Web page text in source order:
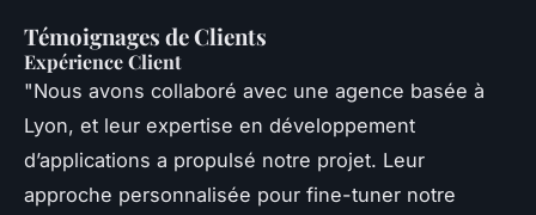
Témoignages de Clients
Expérience Client
"Nous avons collaboré avec une agence basée à
Lyon, et leur expertise en développement
d’applications a propulsé notre projet. Leur
approche personnalisée pour fine-tuner notre